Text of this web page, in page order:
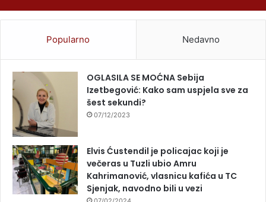
Popularno Nedavno
OGLASILA SE MOĆNA Sebija
Izetbegović: Kako sam uspjela sve za
šest sekundi?
07/12/2023
Elvis Ćustendil je policajac koji je
večeras u Tuzli ubio Amru
Kahrimanović, vlasnicu kafića u TC
Sjenjak, navodno bili u vezi